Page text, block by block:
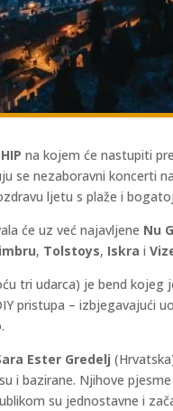
na kojem će nastupiti
se nezaboravni koncerti
ljetu s plaže i
će uz već najavljene Nu
, Tolstoys, Iskra i
tri udarca) je bend kojeg
pristupa – izbjegavajući
Ester Gredelj
i bazirane. Njihove
su jednostavne i